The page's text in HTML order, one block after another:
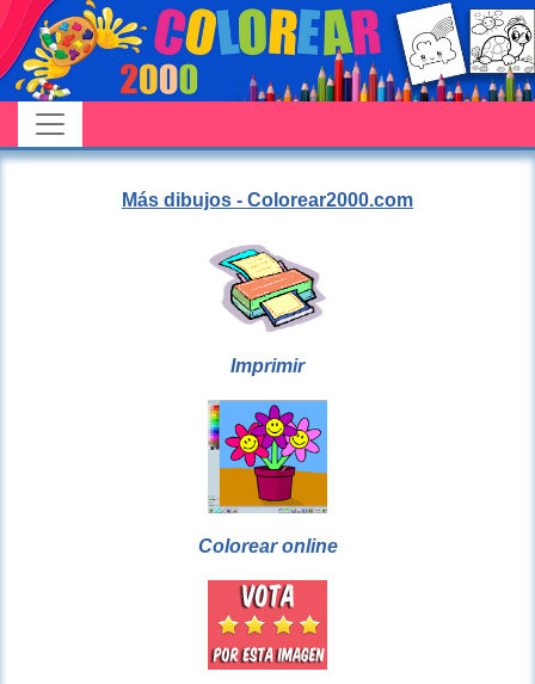
Más dibujos - Colorear2000.com
Imprimir
Colorear online